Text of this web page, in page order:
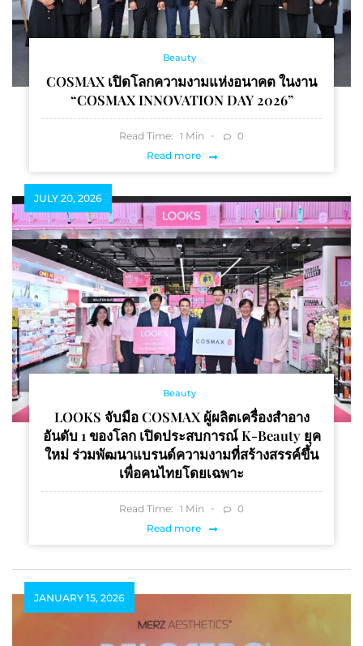
Beauty
COSMAX เปิดโลกความงามแห่งอนาคต ในงาน
“COSMAX INNOVATION DAY 2026”
Read Time: 1 Min
0
Read more
JULY 20, 2026
Beauty
LOOKS จับมือ COSMAX ผู้ผลิตเครื่องสำอาง
อันดับ 1 ของโลก เปิดประสบการณ์ K-Beauty ยุค
ใหม่ ร่วมพัฒนาแบรนด์ความงามที่สร้างสรรค์ขึ้น
เพื่อคนไทยโดยเฉพาะ
Read Time: 1 Min
0
Read more
JANUARY 15, 2026